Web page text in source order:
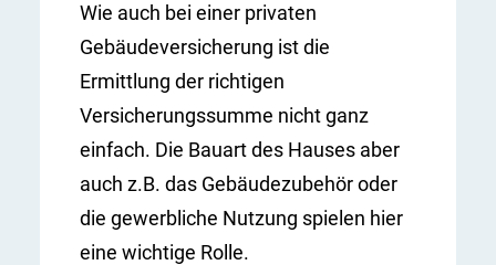
Wie auch bei einer privaten
Gebäudeversicherung ist die
Ermittlung der richtigen
Versicherungssumme nicht ganz
einfach. Die Bauart des Hauses aber
auch z.B. das Gebäudezubehör oder
die gewerbliche Nutzung spielen hier
eine wichtige Rolle.